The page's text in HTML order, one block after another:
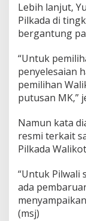
Lebih lanjut,
Pilkada di
bergantung
“Untuk
penyelesaian
pemilihan
putusan MK,”
Namun kata
resmi terkait
Pilkada
“Untuk Pilwali
ada
(msj)